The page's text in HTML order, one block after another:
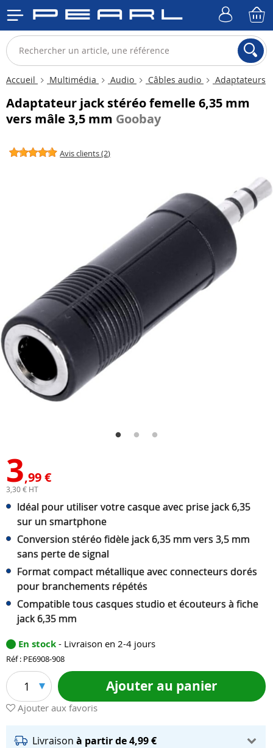
Accueil Multimédia Audio Câbles audio Adaptateurs
Adaptateur jack stéréo femelle 6,35 mm
vers mâle 3,5 mm Goobay
Avis clients (2)
3,99 €
3,30 € HT
Idéal pour utiliser votre casque avec prise jack 6,35
sur un smartphone
Conversion stéréo fidèle jack 6,35 mm vers 3,5 mm
sans perte de signal
Format compact métallique avec connecteurs dorés
pour branchements répétés
Compatible tous casques studio et écouteurs à fiche
jack 6,35 mm
En stock - Livraison en 2-4 jours
Réf : PE6908-908
1 Ajouter au panier
Ajouter aux favoris
Livraison à partir de 4,99 €